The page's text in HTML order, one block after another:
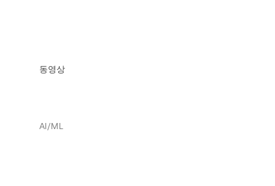
동영상
AI/ML